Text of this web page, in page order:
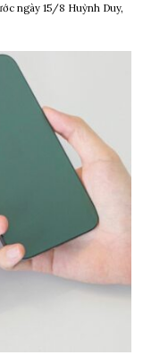
ngày 15/8 Huỳnh Duy,